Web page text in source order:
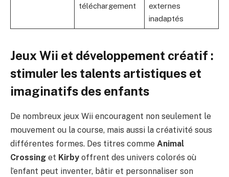
téléchargement
externes
inadaptés
Jeux Wii et développement créatif :
stimuler les talents artistiques et
imaginatifs des enfants
De nombreux jeux Wii encouragent non seulement le
mouvement ou la course, mais aussi la créativité sous
différentes formes. Des titres comme Animal
Crossing et Kirby offrent des univers colorés où
l’enfant peut inventer, bâtir et personnaliser son